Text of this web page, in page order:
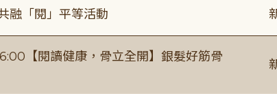
融「閱」平等活動
【閱讀健康，骨立全開】銀髮好筋骨